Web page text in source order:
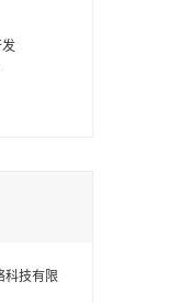
科技有限